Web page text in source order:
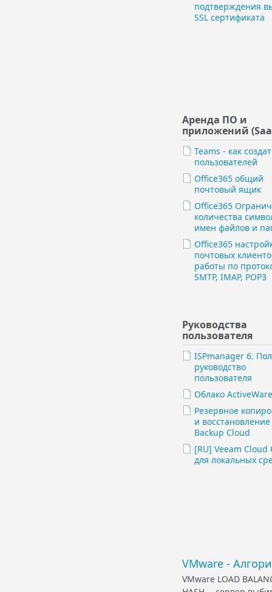
подтверждения
SSL сертификата
Аренда ПО и
приложений
Teams - как
пользователей
Office365 общий
почтовый ящик
Office365
количества
имен файлов и
Office365
почтовых
работы по
SMTP, IMAP, POP3
Руководства
пользователя
ISPmanager 6.
руководство
пользователя
Облако ActiveWare
Резервное
и
Backup Cloud
[RU] Veeam Cloud
для локальных
VMware -
VMware LOAD